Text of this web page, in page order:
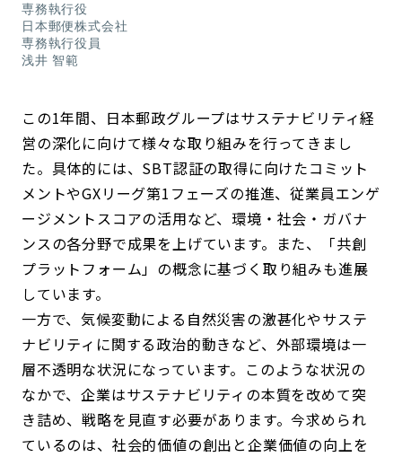
専務執行役
日本郵便株式会社
専務執行役員
浅井 智範
この1年間、日本郵政グループはサステナビリティ経
営の深化に向けて様々な取り組みを行ってきまし
た。具体的には、SBT認証の取得に向けたコミット
メントやGXリーグ第1フェーズの推進、従業員エンゲ
ージメントスコアの活用など、環境・社会・ガバナ
ンスの各分野で成果を上げています。また、「共創
プラットフォーム」の概念に基づく取り組みも進展
しています。
一方で、気候変動による自然災害の激甚化やサステ
ナビリティに関する政治的動きなど、外部環境は一
層不透明な状況になっています。このような状況の
なかで、企業はサステナビリティの本質を改めて突
き詰め、戦略を見直す必要があります。今求められ
ているのは、社会的価値の創出と企業価値の向上を